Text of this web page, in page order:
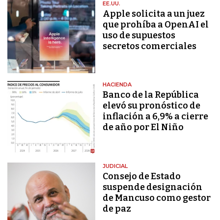
EE.UU.
Apple solicita a un juez
que prohíba a OpenAI el
uso de supuestos
secretos comerciales
HACIENDA
Banco de la República
elevó su pronóstico de
inflación a 6,9% a cierre
de año por El Niño
JUDICIAL
Consejo de Estado
suspende designación
de Mancuso como gestor
de paz